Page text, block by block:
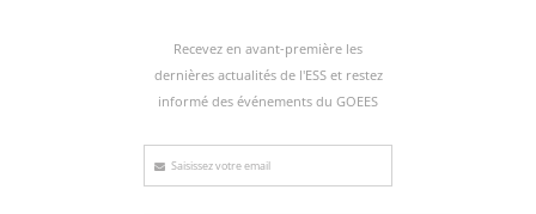
Recevez en avant-première les
dernières actualités de l'ESS et restez
informé des événements du GOEES